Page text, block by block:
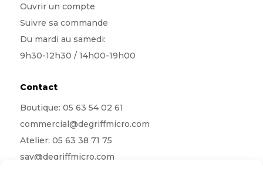
Ouvrir un compte
Suivre sa commande
Du mardi au samedi:
9h30-12h30 / 14h00-19h00
Contact
Boutique: 05 63 54 02 61
commercial@degriffmicro.com
Atelier: 05 63 38 71 75
sav@degriffmicro.com